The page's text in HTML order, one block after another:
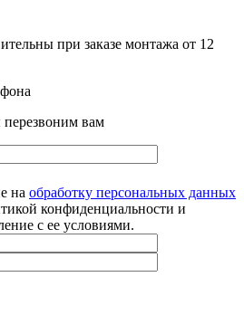
при заказе монтажа от 12
вам
на обработку персональных данных
конфиденциальности и
с ее условиями.